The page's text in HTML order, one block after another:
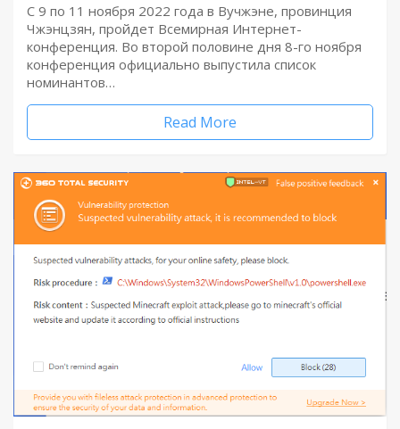
С 9 по 11 ноября 2022 года в Вучжэне, провинция
Чжэнцзян, пройдет Всемирная Интернет-
конференция. Во второй половине дня 8-го ноября
конференция официально выпустила список
номинантов…
Read More